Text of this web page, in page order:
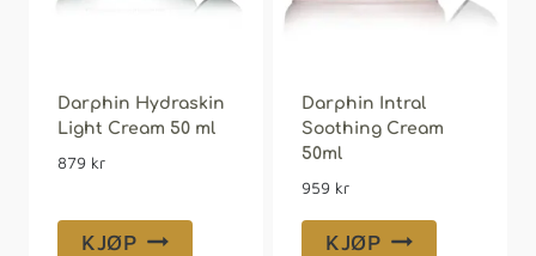
Darphin Hydraskin
Light Cream 50 ml
879 kr
KJØP
Darphin Intral
Soothing Cream
50ml
959 kr
KJØP